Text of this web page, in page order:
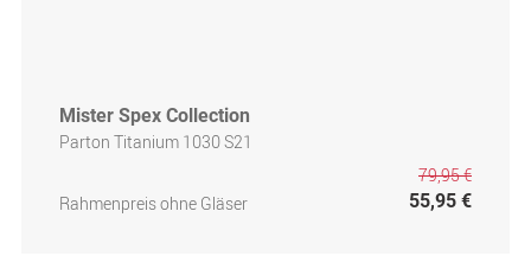
Mister Spex Collection
Parton Titanium 1030 S21
Rahmenpreis ohne Gläser
79,95 €
55,95 €